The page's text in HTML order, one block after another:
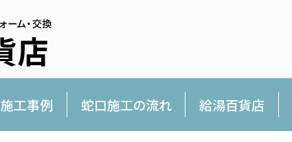
施工事例 蛇口施工の流れ 給湯百貨店